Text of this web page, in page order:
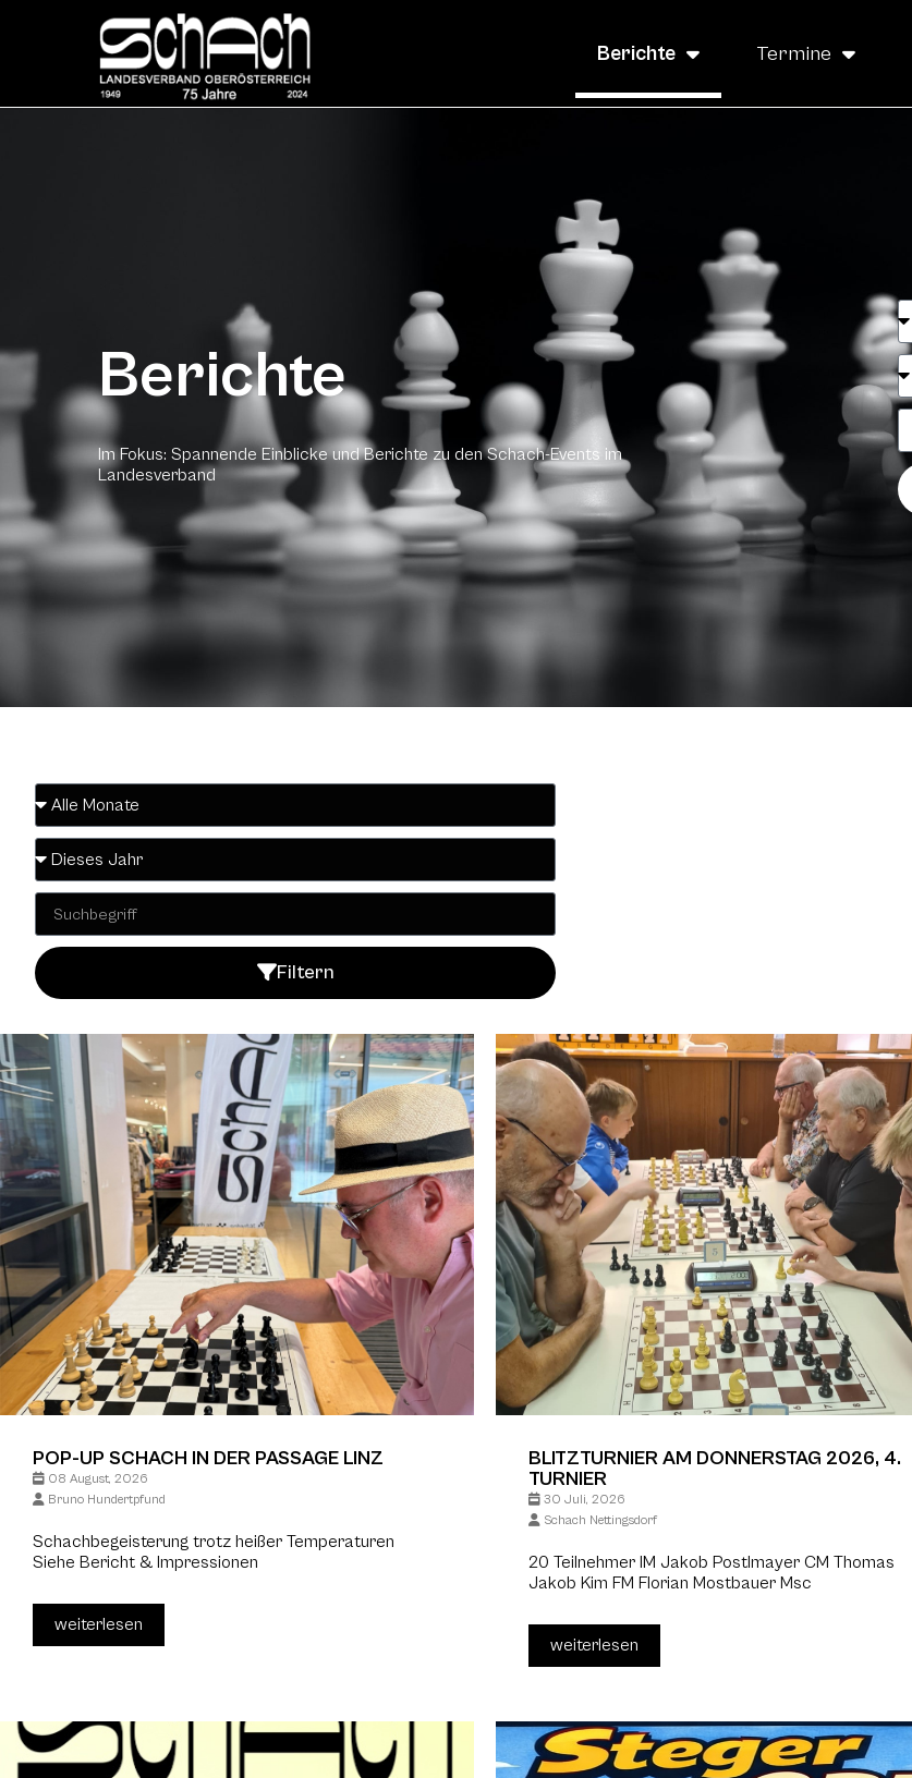
Berichte Termine
Berichte
Im Fokus: Spannende Einblicke und Berichte zu den Schach-Events im
Landesverband
Filtern
POP-UP SCHACH IN DER PASSAGE LINZ
08 August, 2026
Bruno Hundertpfund
Schachbegeisterung trotz heißer Temperaturen
Siehe Bericht & Impressionen
weiterlesen
BLITZTURNIER AM DONNERSTAG 2026, 4.
TURNIER
30 Juli, 2026
Schach Nettingsdorf
20 Teilnehmer IM Jakob Postlmayer CM Thomas
Jakob Kim FM Florian Mostbauer Msc
weiterlesen